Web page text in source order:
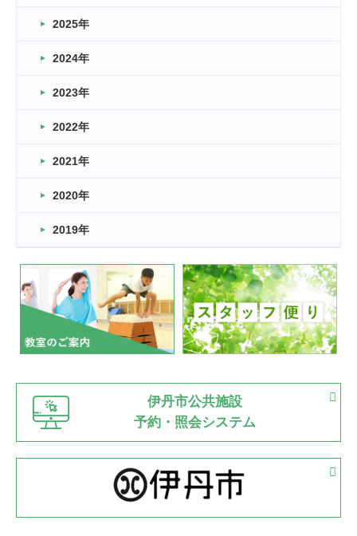
車いすバスケとRくんのお話
卒業・卒園の季節★
2026.03.11
緑ケ丘体育館
2022.11.03
緑ケ丘体育館
いたっぼーる大会☆彡
緑ケ丘体育館
2022.07.03
市内総合体育大会が開始
緑ケ丘体育館 猪名川運動広場
古池運動広場
2022.06.12
県知事杯争奪バレーボール大会が開催
緑ケ丘体育館
2022.05.05
体育協会長杯 バドミントン競技の部
2022.05.22
2025年
2024年
2023年
2022年
2021年
2020年
2019年
伊丹市公共施設
予約・照会システム